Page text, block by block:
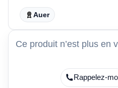
Auer
Ce produit n’est plus en
Rappelez-